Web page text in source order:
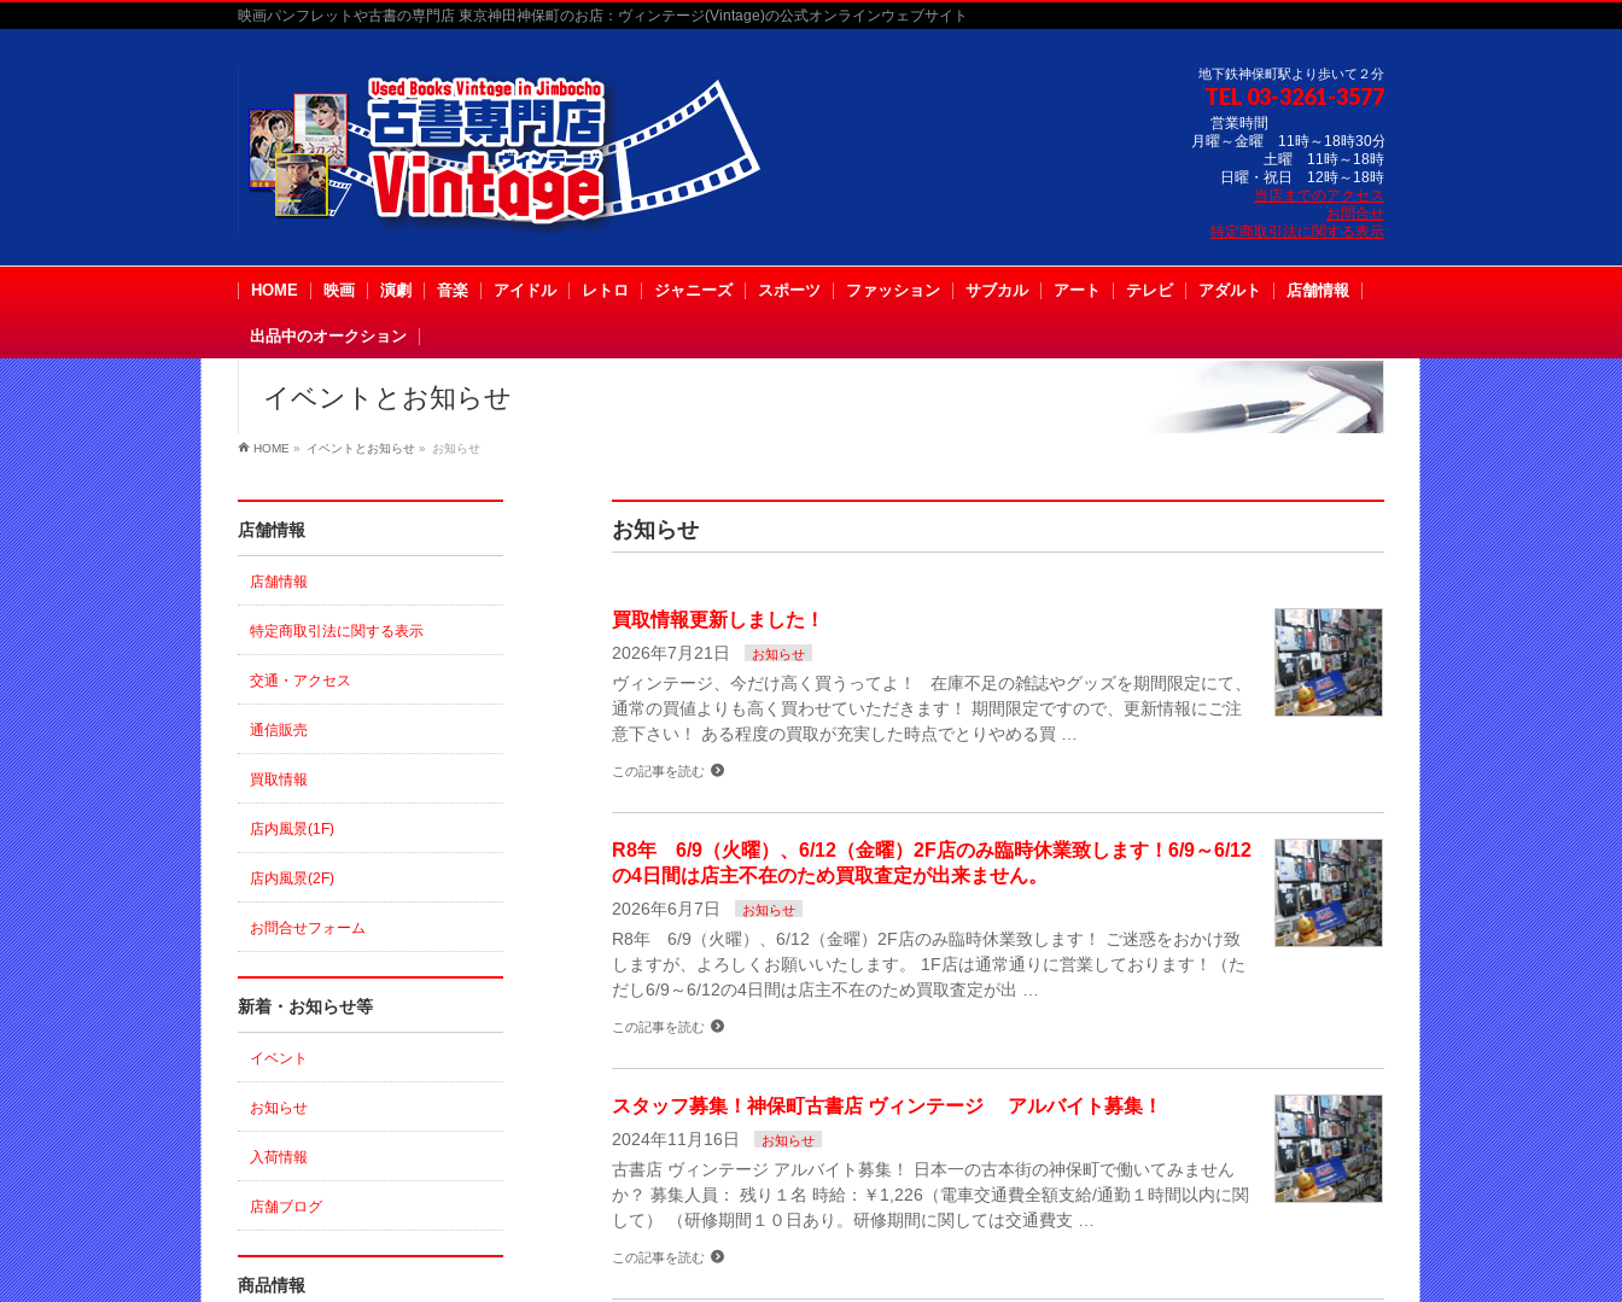
映画パンフレットや古書の専門店 東京神田神保町のお店：ヴィンテージ(Vintage)の公式オンラインウェブサイト
地下鉄神保町駅より歩いて２分
TEL 03-3261-3577
営業時間
月曜～金曜 11時～18時30分
土曜 11時～18時
日曜・祝日 12時～18時
当店までのアクセス
お問合せ
特定商取引法に関する表示
HOME 映画 演劇 音楽 アイドル レトロ ジャニーズ スポーツ ファッション サブカル アート テレビ アダルト 店舗情報
出品中のオークション
イベントとお知らせ
HOME » イベントとお知らせ » お知らせ
お知らせ
買取情報更新しました！
2026年7月21日 お知らせ
ヴィンテージ、今だけ高く買うってよ！ 在庫不足の雑誌やグッズを期間限定にて、
通常の買値よりも高く買わせていただきます！ 期間限定ですので、更新情報にご注
意下さい！ ある程度の買取が充実した時点でとりやめる買 …
この記事を読む
R8年 6/9（火曜）、6/12（金曜）2F店のみ臨時休業致します！6/9～6/12
の4日間は店主不在のため買取査定が出来ません。
2026年6月7日 お知らせ
R8年 6/9（火曜）、6/12（金曜）2F店のみ臨時休業致します！ ご迷惑をおかけ致
しますが、よろしくお願いいたします。 1F店は通常通りに営業しております！（た
だし6/9～6/12の4日間は店主不在のため買取査定が出 …
この記事を読む
スタッフ募集！神保町古書店 ヴィンテージ アルバイト募集！
2024年11月16日 お知らせ
古書店 ヴィンテージ アルバイト募集！ 日本一の古本街の神保町で働いてみません
か？ 募集人員： 残り１名 時給：￥1,226（電車交通費全額支給/通勤１時間以内に関
して） （研修期間１０日あり。研修期間に関しては交通費支 …
この記事を読む
店舗情報
店舗情報
特定商取引法に関する表示
交通・アクセス
通信販売
買取情報
店内風景(1F)
店内風景(2F)
お問合せフォーム
新着・お知らせ等
イベント
お知らせ
入荷情報
店舗ブログ
商品情報